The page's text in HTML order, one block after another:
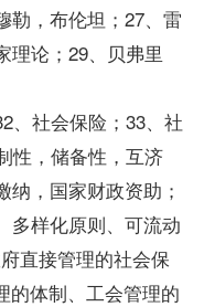
勒，布伦坦；27、雷
理论；29、贝弗里
社会保险；33、社
性，储备性，互济
，国家财政资助；
多样化原则、可流动
直接管理的社会保
的体制、工会管理的